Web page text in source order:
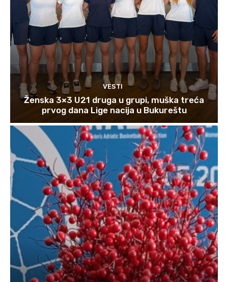
VESTI
Ženska 3×3 U21 druga u grupi, muška treća
prvog dana Lige nacija u Bukureštu